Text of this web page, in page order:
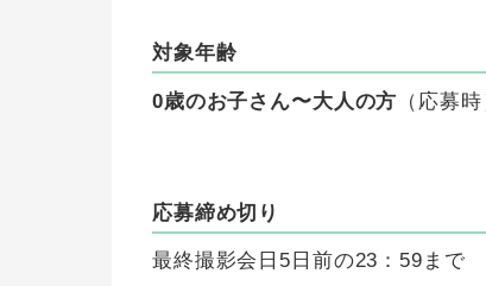
対象年齢
0歳のお子さん〜大人の方 （応募時
応募締め切り
最終撮影会日5日前の23：59まで